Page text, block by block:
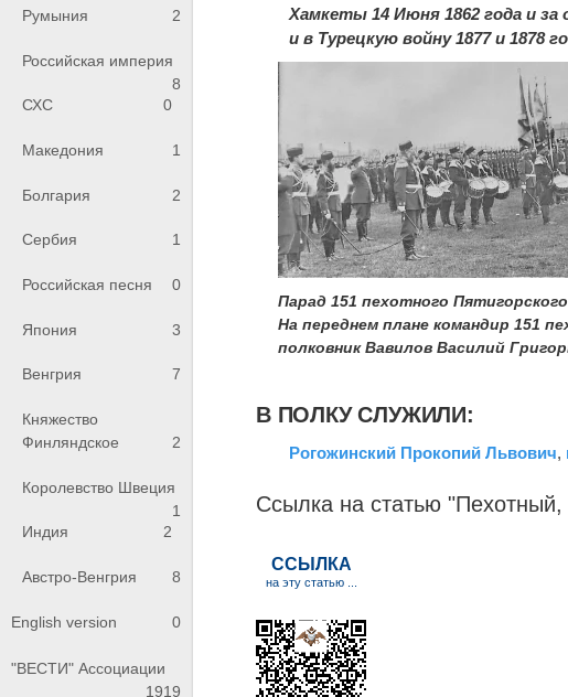
Румыния 2
Российская империя
8
СХС
0
Македония 1
Болгария 2
Сербия 1
Российская песня 0
Япония 3
Венгрия 7
Княжество
Финляндское
2
Королевство Швеция
1
Индия
2
Австро-Венгрия 8
English version 0
"ВЕСТИ" Ассоциации
1919
Хамкеты 14 Июня 1862 года и за
и в Турецкую войну 1877 и 1878
Парад 151 пехотного
На переднем плане командир 151
полковник Вавилов Василий
В ПОЛКУ СЛУЖИЛИ:
Рогожинский Прокопий Львович,
Ссылка на статью